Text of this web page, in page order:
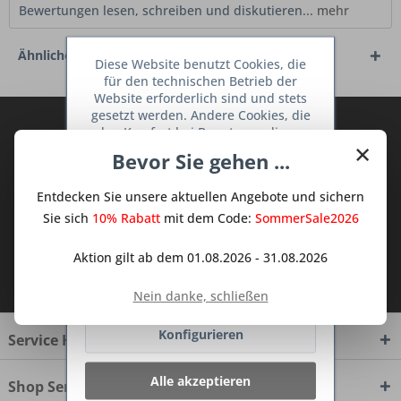
Bewertungen lesen, schreiben und diskutieren... mehr
Ähnliche Artikel
Abonnieren Sie den kostenlosen Deine
Sie keine Neuigkeit oder Aktion mehr aus
dem Traum Küchen - Shop.
Ich habe dieDatenschutzbestimmungen
Service Hotline
Shop Service
×
Bevor Sie gehen ...
Entdecken Sie unsere aktuellen Angebote und sichern
Sie sich 10% Rabattmit dem Code: SommerSale2026
Aktion gilt ab dem 01.08.2026 - 31.08.2026
Nein danke, schließen
Diese Website benutzt Cookies, die
für den technischen Betrieb der
Website erforderlich sind und stets
gesetzt werden. Andere Cookies, die
den Komfort bei Benutzung dieser
dienen oder die Interaktion mit
Netzwerken vereinfachen sollen,
werden nur mit Ihrer Zustimmung
Ablehnen
Konfigurieren
Alle akzeptieren